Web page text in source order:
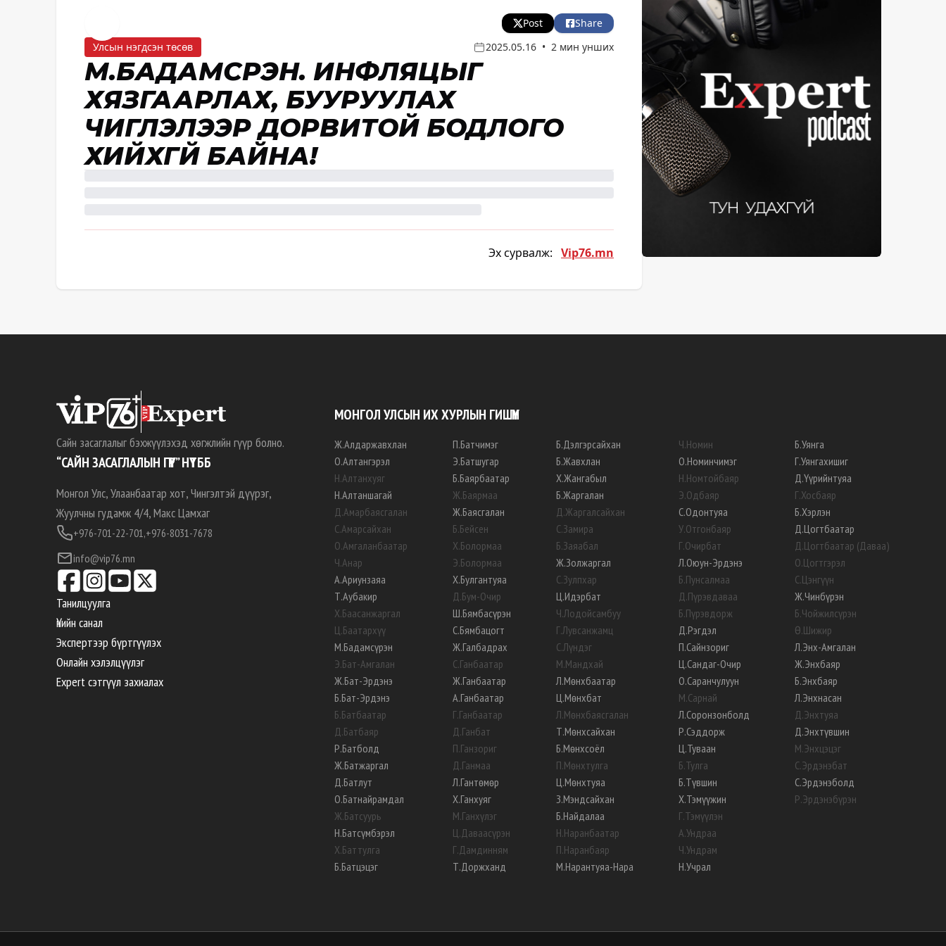
Post
Share
Улсын нэгдсэн төсөв
2025.05.16 • 2 мин унших
М.БАДАМСҮРЭН. ИНФЛЯЦЫГ
ХЯЗГААРЛАХ, БУУРУУЛАХ
ЧИГЛЭЛЭЭР ДОРВИТОЙ БОДЛОГО
ХИЙХГҮЙ БАЙНА!
Эх сурвалж: Vip76.mn
Сайн засаглалыг бэхжүүлэхэд хөгжлийн гүүр болно.
“САЙН ЗАСАГЛАЛЫН ГҮҮР” НҮТББ
Монгол Улс, Улаанбаатар хот, Чингэлтэй дүүрэг,
Жуулчны гудамж 4/4, Макс Цамхаг
+976-701-22-701,+976-8031-7678
info@vip76.mn
Танилцуулга
Үнийн санал
Экспертээр бүртгүүлэх
Онлайн хэлэлцүүлэг
Expert сэтгүүл захиалах
МОНГОЛ УЛСЫН ИХ ХУРЛЫН ГИШҮҮН
Ж.Алдаржавхлан
О.Алтангэрэл
Н.Алтанхуяг
Н.Алтаншагай
Д.Амарбаясгалан
С.Амарсайхан
О.Амгаланбаатар
Ч.Анар
А.Ариунзаяа
Т.Аубакир
Х.Баасанжаргал
Ц.Баатархүү
М.Бадамсүрэн
Э.Бат-Амгалан
Ж.Бат-Эрдэнэ
Б.Бат-Эрдэнэ
Б.Батбаатар
Д.Батбаяр
Р.Батболд
Ж.Батжаргал
Д.Батлут
О.Батнайрамдал
Ж.Батсуурь
Н.Батсүмбэрэл
Х.Баттулга
Б.Батцэцэг
П.Батчимэг
Э.Батшугар
Б.Баярбаатар
Ж.Баярмаа
Ж.Баясгалан
Б.Бейсен
Х.Болормаа
Э.Болормаа
Х.Булгантуяа
Д.Бум-Очир
Ш.Бямбасүрэн
С.Бямбацогт
Ж.Галбадрах
С.Ганбаатар
Ж.Ганбаатар
А.Ганбаатар
Г.Ганбаатар
Д.Ганбат
П.Ганзориг
Д.Ганмаа
Л.Гантөмөр
Х.Ганхуяг
М.Ганхүлэг
Ц.Даваасүрэн
Г.Дамдинням
Т.Доржханд
Б.Дэлгэрсайхан
Б.Жавхлан
Х.Жангабыл
Б.Жаргалан
Д.Жаргалсайхан
С.Замира
Б.Заяабал
Ж.Золжаргал
С.Зулпхар
Ц.Идэрбат
Ч.Лодойсамбуу
Г.Лувсанжамц
С.Лүндэг
М.Мандхай
Л.Мөнхбаатар
Ц.Мөнхбат
Л.Мөнхбаясгалан
Т.Мөнхсайхан
Б.Мөнхсоёл
П.Мөнхтулга
Ц.Мөнхтуяа
З.Мэндсайхан
Б.Найдалаа
Н.Наранбаатар
П.Наранбаяр
М.Нарантуяа-Нара
Ч.Номин
О.Номинчимэг
Н.Номтойбаяр
Э.Одбаяр
С.Одонтуяа
У.Отгонбаяр
Г.Очирбат
Л.Оюун-Эрдэнэ
Б.Пунсалмаа
Д.Пүрэвдаваа
Б.Пүрэвдорж
Д.Рэгдэл
П.Сайнзориг
Ц.Сандаг-Очир
О.Саранчулуун
М.Сарнай
Л.Соронзонболд
Р.Сэддорж
Ц.Туваан
Б.Тулга
Б.Түвшин
Х.Тэмүүжин
Г.Тэмүүлэн
А.Ундраа
Ч.Ундрам
Н.Учрал
Б.Уянга
Г.Уянгахишиг
Д.Үүрийнтуяа
Г.Хосбаяр
Б.Хэрлэн
Д.Цогтбаатар
Д.Цогтбаатар (Даваа)
О.Цогтгэрэл
С.Цэнгүүн
Ж.Чинбүрэн
Б.Чойжилсүрэн
Ө.Шижир
Л.Энх-Амгалан
Ж.Энхбаяр
Б.Энхбаяр
Л.Энхнасан
Д.Энхтуяа
Д.Энхтүвшин
М.Энхцэцэг
С.Эрдэнэбат
С.Эрдэнэболд
Р.Эрдэнэбүрэн